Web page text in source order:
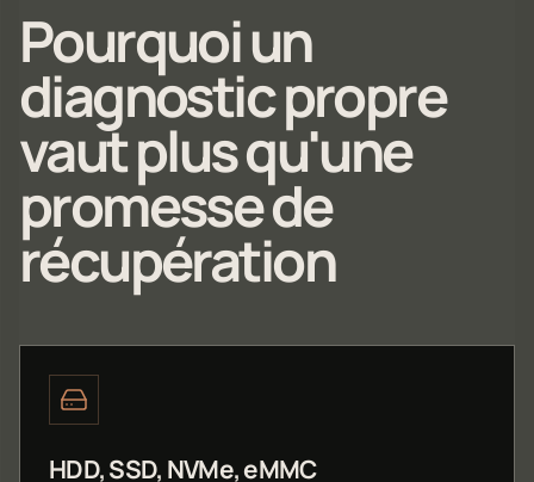
Pourquoi un
diagnostic propre
vaut plus qu'une
promesse de
récupération
HDD, SSD, NVMe, eMMC